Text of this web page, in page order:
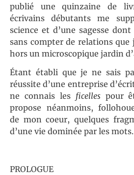
publié une quinzaine de
écrivains débutants me
science et d’une sagesse
sans compter de relations que
hors un microscopique jardin
Étant établi que je ne sais
réussite d’une entreprise
ne connais les ficellespour
propose néanmoins,
de mon coeur, quelques
d’une vie dominée par les mots.
PROLOGUE